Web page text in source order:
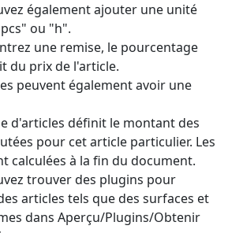
également ajouter une unité
ou "h".
une remise, le pourcentage
du prix de l'article.
peuvent également avoir une
d'articles définit le montant des
pour cet article particulier. Les
calculées à la fin du document.
trouver des plugins pour
articles tels que des surfaces et
dans Aperçu/Plugins/Obtenir